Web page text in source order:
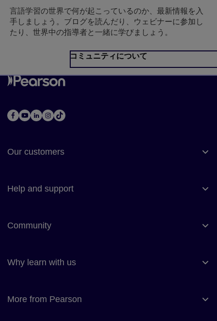
言語学習の世界で何が起こっているのか、最新情報を入
手しましょう。ブログを読んだり、ウェビナーに参加し
たり、世界中の指導者と一緒に学びましょう。
コミュニティについて
Our customers
Help and support
Community
Why learn with us
More from Pearson